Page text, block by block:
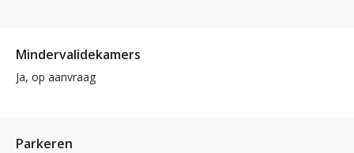
Mindervalidekamers
Ja, op aanvraag
Parkeren